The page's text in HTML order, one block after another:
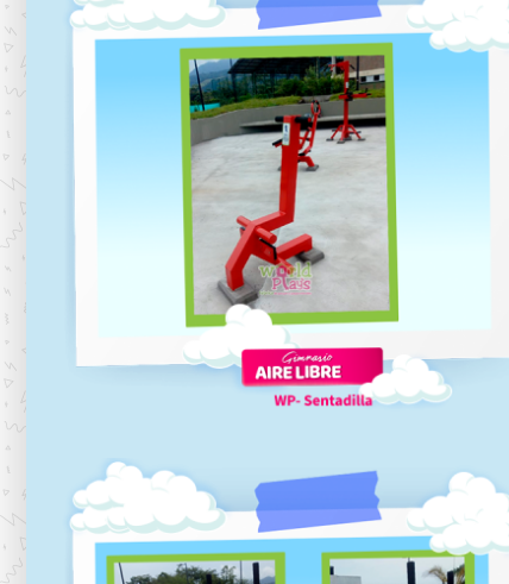
Gimnasios-aire-libre-barras fijas
Gimnasios al aire libre